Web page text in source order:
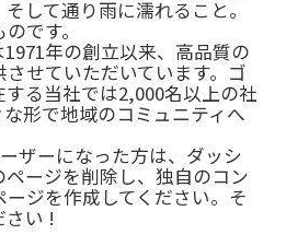
して通り雨に濡れること。
です。
年の創立以来、高品質の
せていただいています。ゴ
る当社では2,000名以上の社
形で地域のコミュニティへ
ザーになった方は、 ダッシ
ページを削除し、独自のコン
ジを作成してください。そ
さい !